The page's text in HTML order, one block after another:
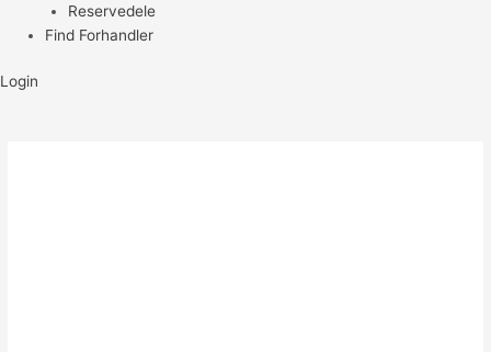
Reservedele
Find Forhandler
Login